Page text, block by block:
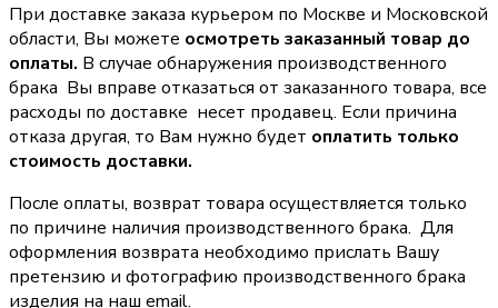
При доставке заказа курьером по Москве и Московской
области, Вы можете осмотреть заказанный товар до
оплаты. В случае обнаружения производственного
брака Вы вправе отказаться от заказанного товара, все
расходы по доставке несет продавец. Если причина
отказа другая, то Вам нужно будет оплатить только
стоимость доставки.
После оплаты, возврат товара осуществляется только
по причине наличия производственного брака. Для
оформления возврата необходимо прислать Вашу
претензию и фотографию производственного брака
изделия на наш email.